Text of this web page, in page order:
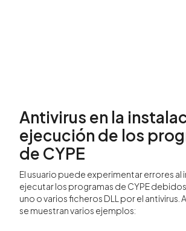
Antivirus en la
ejecución de los
de CYPE
El usuario puede experimentar errores al
ejecutar los programas de CYPE
uno o varios ficheros DLL por el antivirus.
se muestran varios ejemplos: